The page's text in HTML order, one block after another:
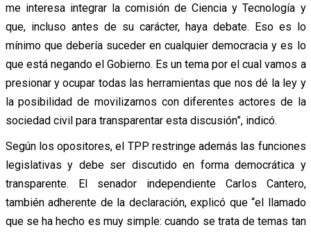
me interesa integrar la comisión de Ciencia y Tecnología y
que, incluso antes de su carácter, haya debate. Eso es lo
mínimo que debería suceder en cualquier democracia y es lo
que está negando el Gobierno. Es un tema por el cual vamos a
presionar y ocupar todas las herramientas que nos dé la ley y
la posibilidad de movilizarnos con diferentes actores de la
sociedad civil para transparentar esta discusión”, indicó.
Según los opositores, el TPP restringe además las funciones
legislativas y debe ser discutido en forma democrática y
transparente. El senador independiente Carlos Cantero,
también adherente de la declaración, explicó que “el llamado
que se ha hecho es muy simple: cuando se trata de temas tan